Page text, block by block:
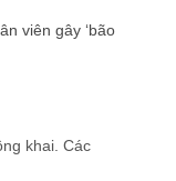
viên gây ‘bão
khai. Các